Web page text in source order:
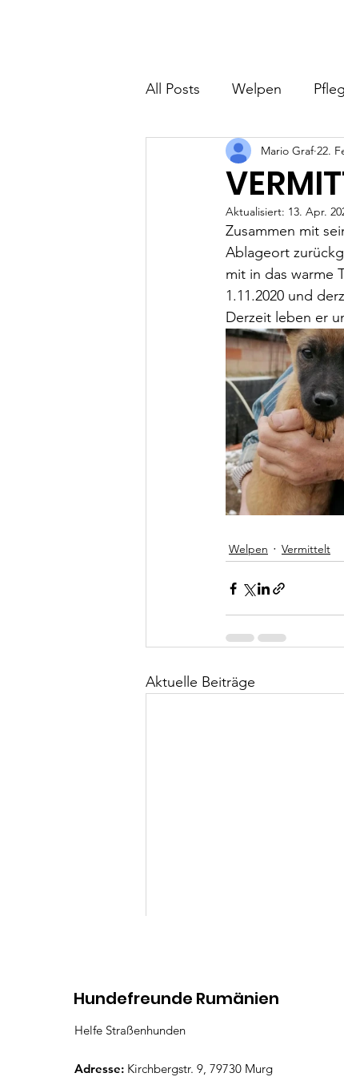
All Posts Welpen
Mario Graf 22.
Aktualisiert: 13. Apr.
Zusammen mit
Ablageort
mit in das warme
1.11.2020 und
Derzeit leben er
Welpen Vermittelt
Aktuelle Beiträge
Lenny
Hundefreunde Rumänien
Helfe Straßenhunden
Adresse: Kirchbergstr. 9, 79730 Murg